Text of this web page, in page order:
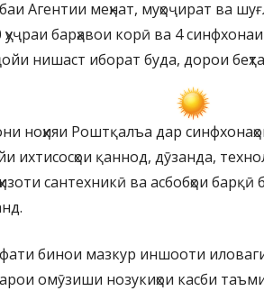
Агентии меҳнат, муҳоҷират ва
барҳавои корӣ ва 4
нишаст иборат буда, дорои
ноҳияи Роштқалъа дар
ихтисосҳои қаннод, дӯзанда,
сантехникӣ ва асбобҳои
бинои мазкур иншооти
омӯзиши нозукиҳои касби